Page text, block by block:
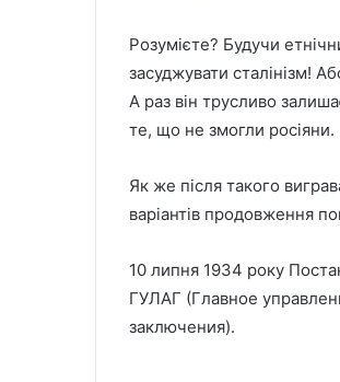
Розумієте? Будучи
засуджувати сталінізм!
А раз він трусливо
те, що не змогли росіяни.
Як же після такого
варіантів продовження
10 липня 1934 року
ГУЛАГ (Главное
заключения).